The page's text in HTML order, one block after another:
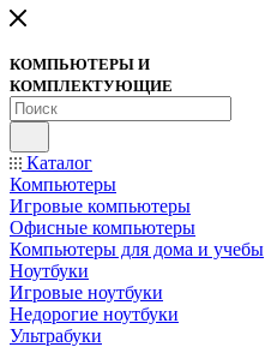
КОМПЬЮТЕРЫ И
КОМПЛЕКТУЮЩИЕ
Каталог
Компьютеры
Игровые компьютеры
Офисные компьютеры
Компьютеры для дома и учебы
Ноутбуки
Игровые ноутбуки
Недорогие ноутбуки
Ультрабуки